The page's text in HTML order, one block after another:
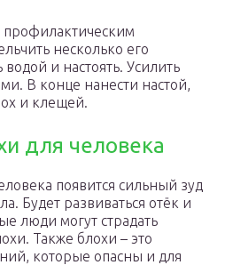
профилактическим
несколько его
и настоять. Усилить
В конце нанести настой,
и клещей.
для человека
появится сильный зуд
Будет развиваться отёк и
люди могут страдать
Также блохи – это
которые опасны и для